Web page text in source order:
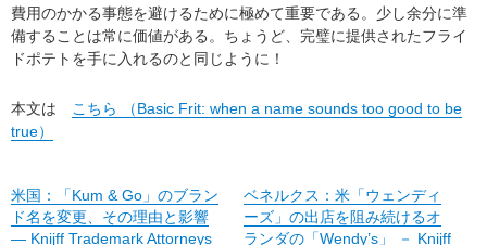
費用のかかる事態を避けるために極めて重要である。少し余分に準
備することは常に価値がある。ちょうど、完璧に提供されたフライ
ドポテトを手に入れるのと同じように！
本文は
こちら （Basic Frit: when a name sounds too good to be
true）
米国：「Kum & Go」のブラン
ド名を変更、その理由と影響
― Knijff Trademark Attorneys
ベネルクス：米「ウェンディ
ーズ」の出店を阻み続けるオ
ランダの「Wendy’s」 － Knijff